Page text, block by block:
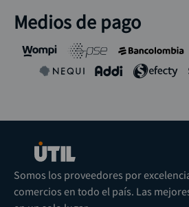
Medios de pago
Somos los proveedores por
comercios en todo el país. Las